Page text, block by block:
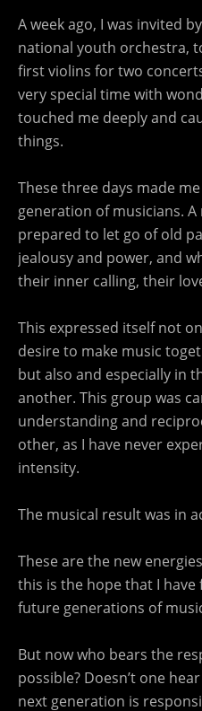
A week ago, I was invited
national youth orchestra,
first violins for two
very special time with
touched me deeply and
things.
These three days made
generation of musicians.
prepared to let go of old
jealousy and power, and
their inner calling, their
This expressed itself not
desire to make music
but also and especially in
another. This group was
understanding and
other, as I have never
intensity.
The musical result was in
These are the new
this is the hope that I
future generations of
But now who bears the
possible? Doesn’t one
next generation is